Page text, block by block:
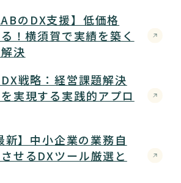
のDX支援】低価格
！横須賀で実績を築く
決
戦略：経営課題解決
実現する実践的アプロ
新】中小企業の業務自
せるDXツール厳選と